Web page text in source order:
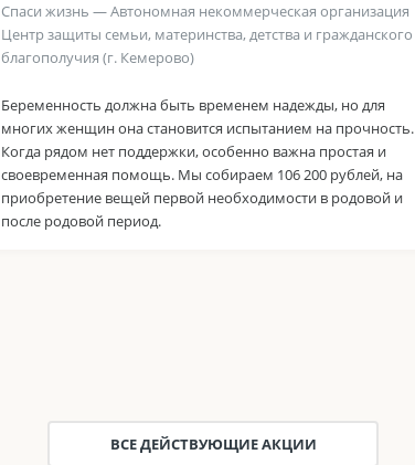
Спаси жизнь — Автономная некоммерческая организация
Центр защиты семьи, материнства, детства и гражданского
благополучия (г. Кемерово)
Беременность должна быть временем надежды, но для
многих женщин она становится испытанием на прочность.
Когда рядом нет поддержки, особенно важна простая и
своевременная помощь. Мы собираем 106 200 рублей, на
приобретение вещей первой необходимости в родовой и
после родовой период.
ВСЕ ДЕЙСТВУЮЩИЕ АКЦИИ